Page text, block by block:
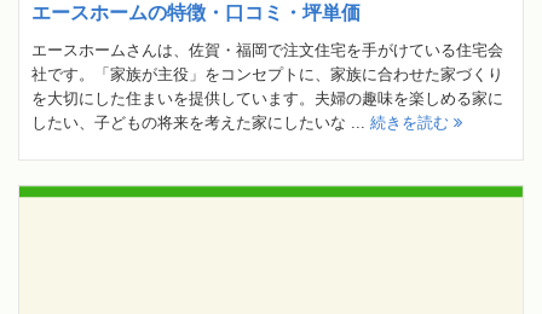
エースホームの特徴・口コミ・坪単価
エースホームさんは、佐賀・福岡で注文住宅を手がけている住宅会
社です。「家族が主役」をコンセプトに、家族に合わせた家づくり
を大切にした住まいを提供しています。夫婦の趣味を楽しめる家に
したい、子どもの将来を考えた家にしたいな ... 続きを読む